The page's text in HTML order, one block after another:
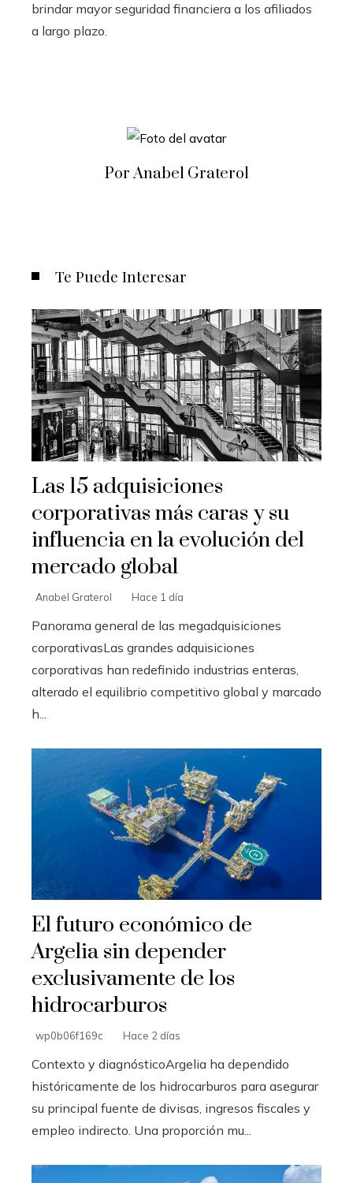
brindar mayor seguridad financiera a los afiliados
a largo plazo.
Por Anabel Graterol
Te Puede Interesar
Las 15 adquisiciones
corporativas más caras y su
influencia en la evolución del
mercado global
Anabel Graterol Hace 1 día
Panorama general de las megadquisiciones
corporativasLas grandes adquisiciones
corporativas han redefinido industrias enteras,
alterado el equilibrio competitivo global y marcado
h...
El futuro económico de
Argelia sin depender
exclusivamente de los
hidrocarburos
wp0b06f169c Hace 2 días
Contexto y diagnósticoArgelia ha dependido
históricamente de los hidrocarburos para asegurar
su principal fuente de divisas, ingresos fiscales y
empleo indirecto. Una proporción mu...